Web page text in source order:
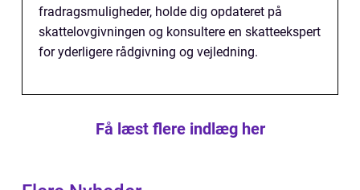
fradragsmuligheder, holde dig opdateret på
skattelovgivningen og konsultere en skatteekspert
for yderligere rådgivning og vejledning.
Få læst flere indlæg her